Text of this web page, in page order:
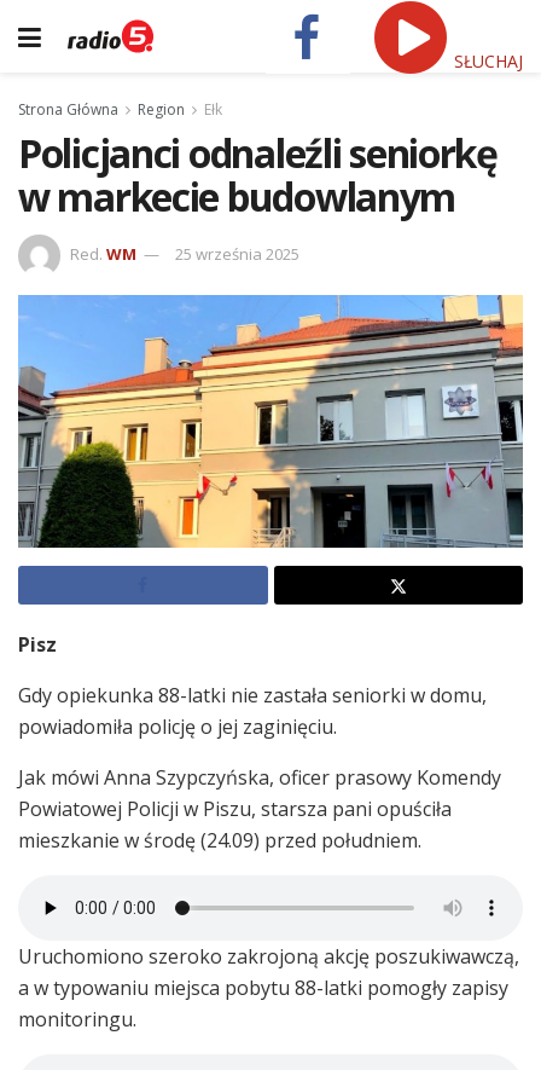
SŁUCHAJ
Strona Główna Region Ełk
Policjanci odnaleźli seniorkę
w markecie budowlanym
Red. WM 25 września 2025
Pisz
Gdy opiekunka 88-latki nie zastała seniorki w domu,
powiadomiła policję o jej zaginięciu.
Jak mówi Anna Szypczyńska, oficer prasowy Komendy
Powiatowej Policji w Piszu, starsza pani opuściła
mieszkanie w środę (24.09) przed południem.
Uruchomiono szeroko zakrojoną akcję poszukiwawczą,
a w typowaniu miejsca pobytu 88-latki pomogły zapisy
monitoringu.